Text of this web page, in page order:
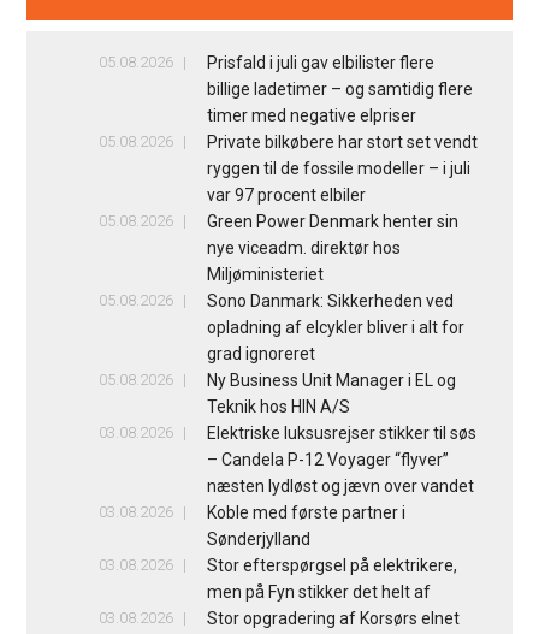
05.08.2026
Prisfald i juli gav elbilister flere
billige ladetimer – og samtidig flere
timer med negative elpriser
05.08.2026
Private bilkøbere har stort set vendt
ryggen til de fossile modeller – i juli
var 97 procent elbiler
05.08.2026
Green Power Denmark henter sin
nye viceadm. direktør hos
Miljøministeriet
05.08.2026
Sono Danmark: Sikkerheden ved
opladning af elcykler bliver i alt for
grad ignoreret
05.08.2026
Ny Business Unit Manager i EL og
Teknik hos HIN A/S
03.08.2026
Elektriske luksusrejser stikker til søs
– Candela P-12 Voyager “flyver”
næsten lydløst og jævn over vandet
03.08.2026
Koble med første partner i
Sønderjylland
03.08.2026
Stor efterspørgsel på elektrikere,
men på Fyn stikker det helt af
03.08.2026
Stor opgradering af Korsørs elnet